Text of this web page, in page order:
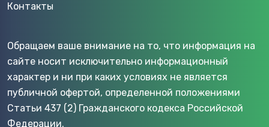
Контакты
Обращаем ваше внимание на то, что информация на
сайте носит исключительно информационный
характер и ни при каких условиях не является
публичной офертой, определенной положениями
Статьи 437 (2) Гражданского кодекса Российской
Федерации.